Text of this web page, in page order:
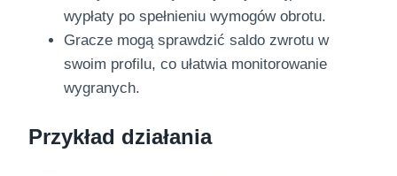
wypłaty po spełnieniu wymogów obrotu.
Gracze mogą sprawdzić saldo zwrotu w
swoim profilu, co ułatwia monitorowanie
wygranych.
Przykład działania